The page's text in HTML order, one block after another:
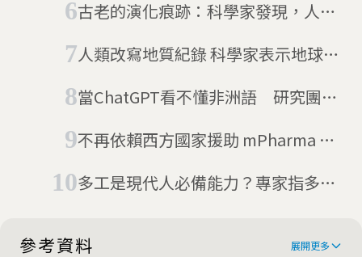
古老的演化痕跡：科學家發現，人類
人類改寫地質紀錄 科學家表示地球已
當ChatGPT看不懂非洲語 研究團隊
資料庫
不再依賴西方國家援助 mPharma 自
多工是現代人必備能力？專家指多工
參考資料 展開更多